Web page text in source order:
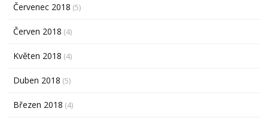
Červenec 2018 (5)
Červen 2018 (4)
Květen 2018 (4)
Duben 2018 (5)
Březen 2018 (4)